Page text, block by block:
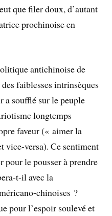
que filer doux, d’autant
prochinoise en
antichinoise de
faiblesses intrinsèques
a soufflé sur le peuple
longtemps
faveur (« aimer la
vice-versa). Ce sentiment
pour le pousser à prendre
t-il avec la
chinoises ?
pour l’espoir soulevé et